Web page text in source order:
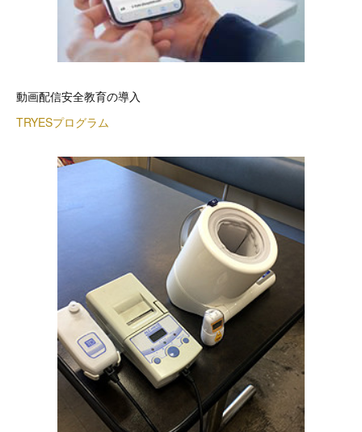
動画配信安全教育の導入
TRYESプログラム